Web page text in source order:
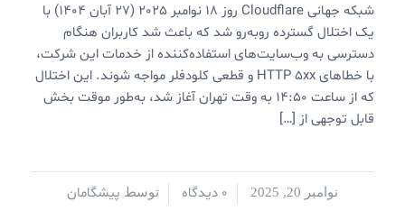
شبکه جهانی Cloudflare روز 18 نوامبر 2025 (27 آبان 1404) با
یک اختلال گسترده روبه‌رو شد که باعث شد کاربران هنگام
دسترسی به وب‌سایت‌های استفاده‌کننده از خدمات این شرکت،
با خطاهای HTTP 5xx و قطعی کلودفلر مواجه شوند. این اختلال
که از ساعت 14:50 به وقت تهران آغاز شد، به‌طور موقت بخش
قابل توجهی از […]
نوامبر 20, 2025 / 0 دیدگاه/ توسط پیشگامان